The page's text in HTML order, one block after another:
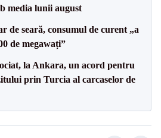
media lunii august
de seară, consumul de curent „a
de megawați”
la Ankara, un acord pentru
prin Turcia al carcaselor de